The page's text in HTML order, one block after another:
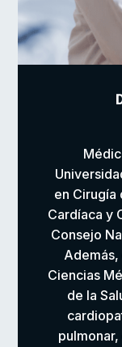
en Cirugía
Cardíaca y
Consejo
Además,
Ciencias
de la